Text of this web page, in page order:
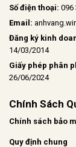
Số điện thoại: 096
Email:
Đăng ký kinh
14/03/2014
Giấy phép phân
26/06/2024
Chính Sách
Chính sách bảo
Quy định chung